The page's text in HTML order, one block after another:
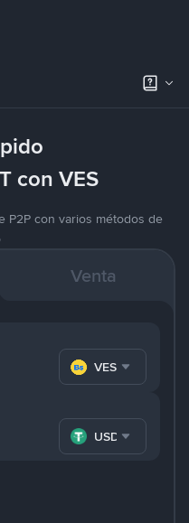
con VES
P2P con varios métodos de
Venta
VES
USDT